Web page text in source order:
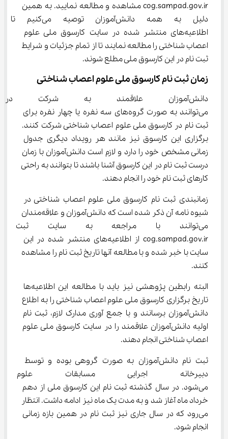
cog.sampad.gov.ir مشاهده و مطالعه نمایید. به همین
دلیل به همه دانش‌آموزان توصیه
اطلاعیه‌های منتشر شده در سایت کارسوق ملی علوم
اعصاب شناختی را مطالعه نمایند تا از تمام جزئیات و شرایط
ثبت نام در این کارسوق ملی مطلع شوند.
زمان ثبت نام کارسوق ملی علوم اعصاب شناختی
دانش‌آموزان علاقمند به
می‌توانند به صورت گروه‌های سه نفره یا چهار نفره برای
ثبت نام در کارسوق ملی علوم اعصاب شناختی شرکت کنند.
برگزاری این کارسوق نیز مانند هر رویداد دیگری جدول
زمانی مشخص خود را دارد و لازم است دانش‌آموزان با زمان
درست ثبت نام در این کارسوق آشنا باشند تا بتوانند به راحتی
کارهای ثبت نام خود را انجام دهند.
زمانبندی ثبت نام کارسوق ملی علوم اعصاب شناختی در
شیوه نامه آن ذکر شده است که دانش‌آموزان و علاقه‌مندان
می‌توانند با مراجعه به سایت
cog.sampad.gov.ir از اطلاعیه‌های منتشر شده در این
سایت با خبر شده و با مطالعه آنها تاریخ ثبت نام را مشاهده
کنند.
البته رابطین پژوهشی نیز باید با مطالعه این اطلاعیه‌ها
تاریخ برگزاری کارسوق ملی علوم اعصاب شناختی را به اطلاع
دانش‌آموزان برسانند و با جمع آوری مدارک لازم، ثبت نام
اولیه دانش‌آموزان علاقمند را در سایت کارسوق ملی علوم
اعصاب شناختی انجام دهند.
ثبت نام دانش‌آموزان به صورت گروهی بوده و توسط
دبیرخانه اجرایی مسابقات
می‌شود. در سال گذشته ثبت نام این کارسوق ملی از دهم
خرداد ماه آغاز شد و به مدت یک ماه نیز ادامه داشت. انتظار
می‌رود که در سال جاری نیز ثبت نام در همین بازه زمانی
انجام شود.